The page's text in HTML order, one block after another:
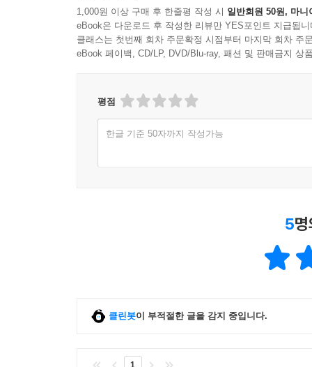
1,000원 이상 구매 후 한줄평 작성 시 일반회원 50원, 마니
eBook은 다운로드 후 작성한 리뷰만 YES포인트 지급됩니
클래스는 첫번째 회차 주문확정 시점부터 마지막 회차 주
eBook 페이백, CD/LP, DVD/Blu-ray, 패션 및 판매금지 상
평점
한글 기준 50자까지 작성가능
5
클린봇이 부적절한 글을 감지 중입니다.
1